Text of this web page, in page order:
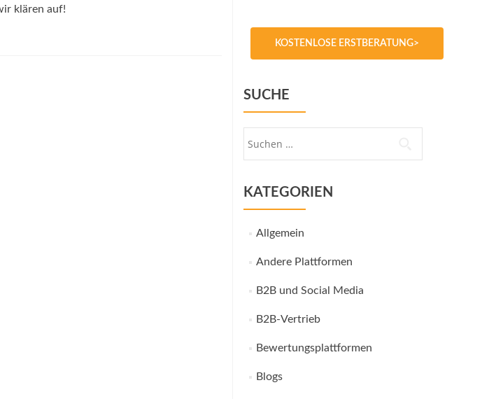
klären auf!
KOSTENLOSE ERSTBERATUNG>
SUCHE
KATEGORIEN
Allgemein
Andere Plattformen
B2B und Social Media
B2B-Vertrieb
Bewertungsplattformen
Blogs